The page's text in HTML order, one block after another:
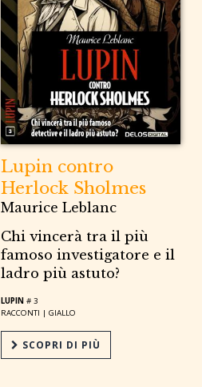
Lupin contro
Herlock Sholmes
Maurice Leblanc
Chi vincerà tra il più
famoso investigatore e il
ladro più astuto?
LUPIN # 3
RACCONTI | GIALLO
SCOPRI DI PIÙ